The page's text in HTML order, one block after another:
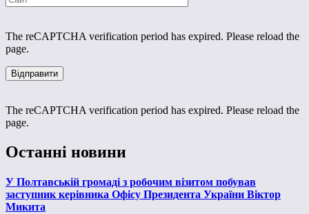
The reCAPTCHA verification period has expired. Please reload the
page.
The reCAPTCHA verification period has expired. Please reload the
page.
Останні новини
У Полтавській громаді з робочим візитом побував
заступник керівника Офісу Президента України Віктор
Микита